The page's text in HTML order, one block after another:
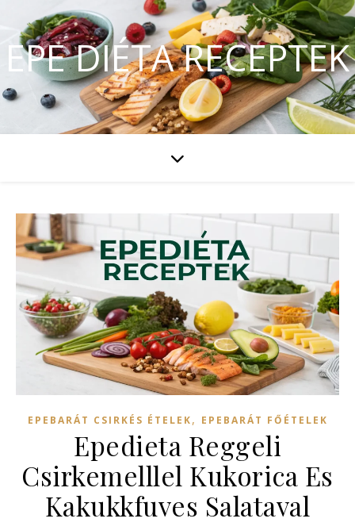
EPE DIÉTA RECEPTEK
EPEBARÁT CSIRKÉS ÉTELEK, EPEBARÁT FŐÉTELEK
Epedieta Reggeli
Csirkemelllel Kukorica Es
Kakukkfuves Salataval